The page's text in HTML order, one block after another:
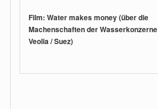
Film: Water makes money (über die
Machenschaften der Wasserkonzerne
Veolia / Suez)